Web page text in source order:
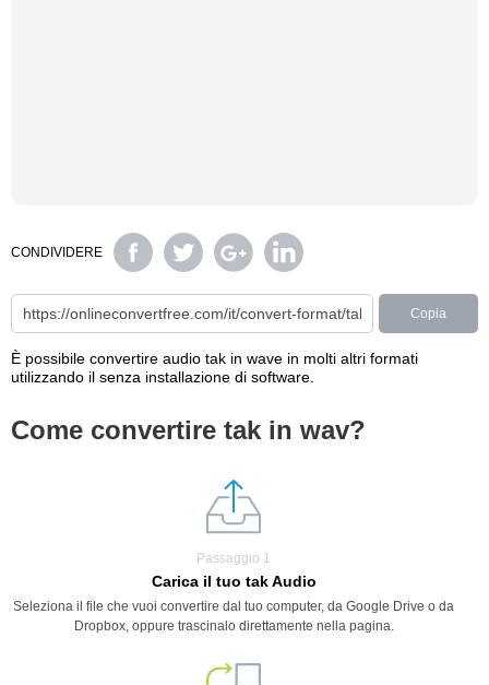
CONDIVIDERE
Copia
È possibile convertire audio tak in wave in molti altri formati
utilizzando il senza installazione di software.
Come convertire tak in wav?
Passaggio 1
Carica il tuo tak Audio
Seleziona il file che vuoi convertire dal tuo computer, da Google Drive o da
Dropbox, oppure trascinalo direttamente nella pagina.